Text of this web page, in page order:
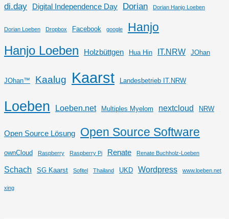
di.day Digital Independence Day Dorian Dorian Hanjo Loeben
Dorian Loeben Dropbox Facebook google
Hanjo
Hanjo Loeben
Holzbüttgen Hua Hin IT.NRW JOhan
JOhan™ Kaalug Kaarst Landesbetrieb IT.NRW
Loeben Loeben.net Multiples Myelom nextcloud NRW
Open Source Lösung Open Source Software
ownCloud Raspberry Raspberry Pi Renate Renate Buchholz-Loeben
Schach SG Kaarst Sofitel Thailand UKD Wordpress www.loeben.net
xing